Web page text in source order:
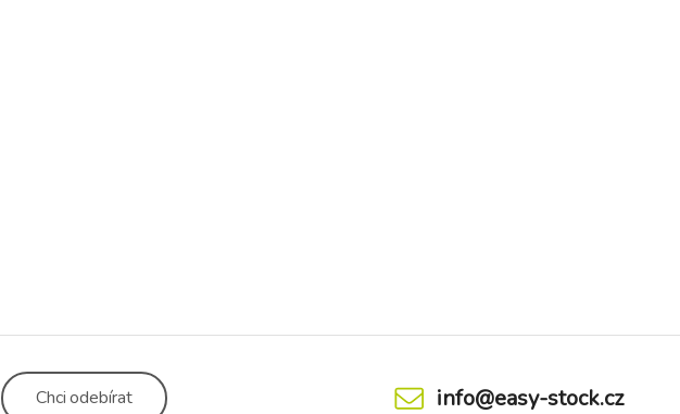
Chciodebírat info@easy-stock.cz